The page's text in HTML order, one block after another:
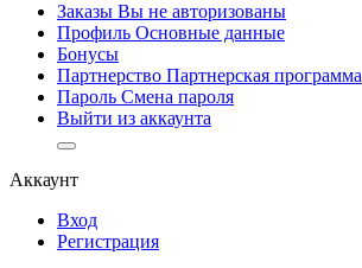
Заказы Вы не авторизованы
Профиль Основные данные
Бонусы
Партнерство Партнерская программа
Пароль Смена пароля
Выйти из аккаунта
Аккаунт
Вход
Регистрация